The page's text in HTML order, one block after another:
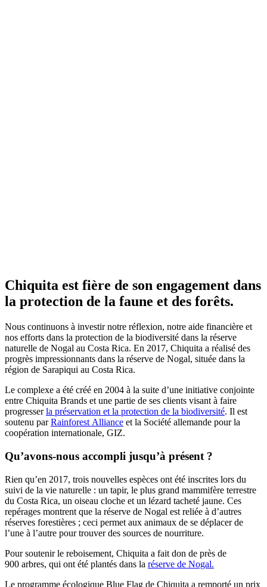
Chiquita est fière de son engagement dans
la protection de la faune et des forêts.
Nous continuons à investir notre réflexion, notre aide financière et
nos efforts dans la protection de la biodiversité dans la réserve
naturelle de Nogal au Costa Rica. En 2017, Chiquita a réalisé des
progrès impressionnants dans la réserve de Nogal, située dans la
région de Sarapiqui au Costa Rica.
Le complexe a été créé en 2004 à la suite d’une initiative conjointe
entre Chiquita Brands et une partie de ses clients visant à faire
progresserla préservation et la protection de la biodiversité. Il est
soutenu parRainforest Alliance et la Société allemande pour la
coopération internationale, GIZ.
Qu’avons-nous accompli jusqu’à présent ?
Rien qu’en 2017, trois nouvelles espèces ont été inscrites lors du
suivi de la vie naturelle : un tapir, le plus grand mammifère terrestre
du Costa Rica, un oiseau cloche et un lézard tacheté jaune. Ces
repérages montrent que la réserve de Nogal est reliée à d’autres
réserves forestières ; ceci permet aux animaux de se déplacer de
l’une à l’autre pour trouver des sources de nourriture.
Pour soutenir le reboisement, Chiquita a fait don de près de
900 arbres, qui ont été plantés dans la réserve de Nogal.
Le programme écologique Blue Flag de Chiquita a remporté un prix